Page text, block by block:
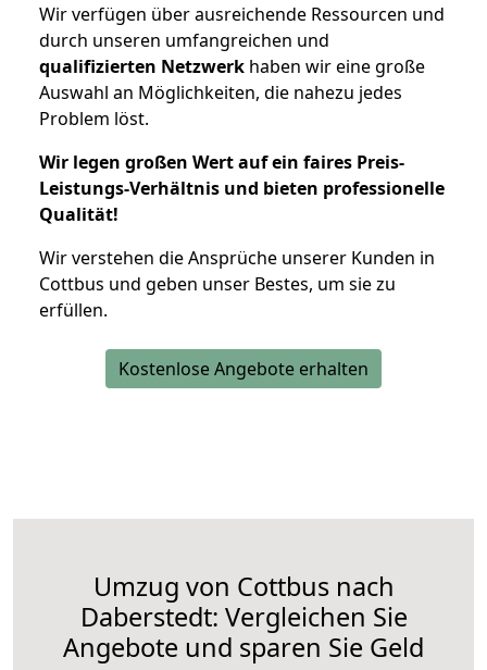
Wir verfügen über ausreichende Ressourcen und
durch unseren umfangreichen und
qualifizierten Netzwerk haben wir eine große
Auswahl an Möglichkeiten, die nahezu jedes
Problem löst.
Wir legen großen Wert auf ein faires Preis-
Leistungs-Verhältnis und bieten professionelle
Qualität!
Wir verstehen die Ansprüche unserer Kunden in
Cottbus und geben unser Bestes, um sie zu
erfüllen.
Kostenlose Angebote erhalten
Umzug von Cottbus nach
Daberstedt: Vergleichen Sie
Angebote und sparen Sie Geld